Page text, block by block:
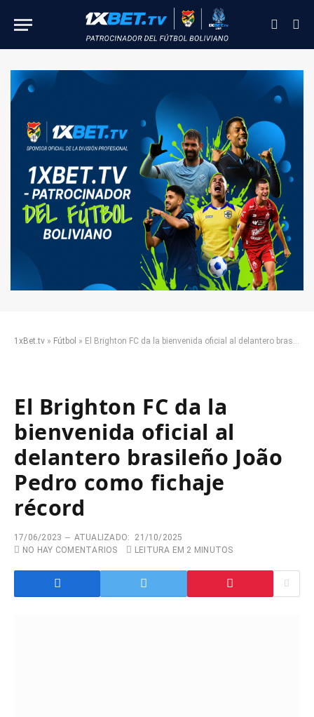
1xBet.tv » Fútbol » El Brighton FC da la bienvenida oficial al delantero brasileño João Pedro como fichaje récord
El Brighton FC da la
bienvenida oficial al
delantero brasileño João
Pedro como fichaje
récord
17/06/2023 ATUALIZADO:
21/10/2025
NO HAY COMENTARIOS
LEITURA EM 2 MINUTOS